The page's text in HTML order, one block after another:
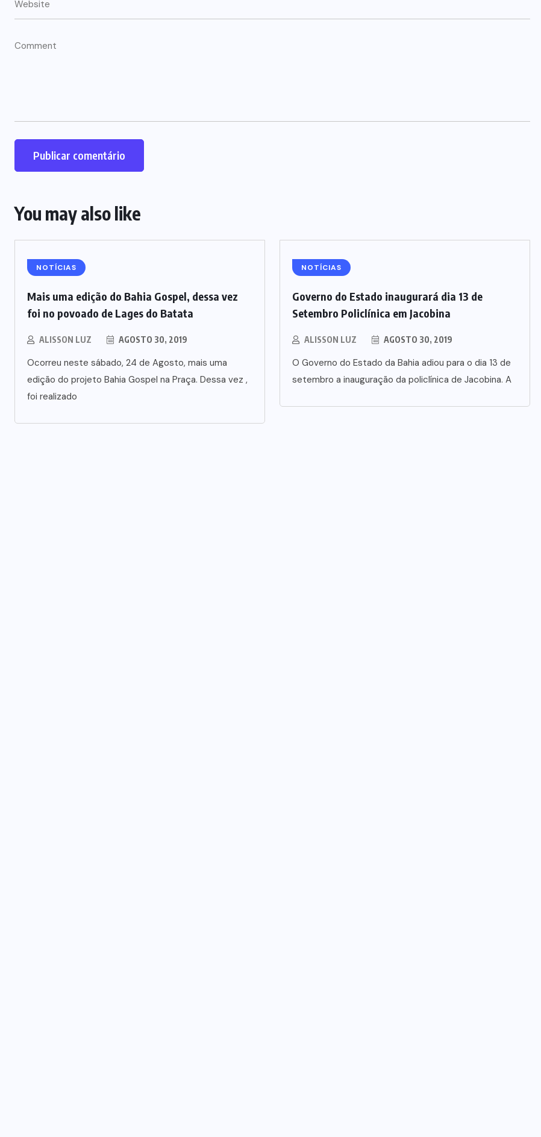
You may also like
NOTÍCIAS
Mais uma edição do Bahia Gospel, dessa vez
foi no povoado de Lages do Batata
ALISSON LUZ AGOSTO 30, 2019
Ocorreu neste sábado, 24 de Agosto, mais uma
edição do projeto Bahia Gospel na Praça. Dessa vez ,
foi realizado
NOTÍCIAS
Governo do Estado inaugurará dia 13 de
Setembro Policlínica em Jacobina
ALISSON LUZ AGOSTO 30, 2019
O Governo do Estado da Bahia adiou para o dia 13 de
setembro a inauguração da policlínica de Jacobina. A